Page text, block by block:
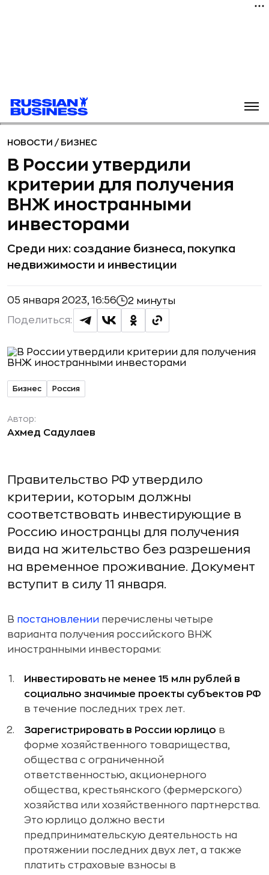
НОВОСТИ / БИЗНЕС
В России утвердили
критерии для получения
ВНЖ иностранными
инвесторами
Среди них: создание бизнеса, покупка
недвижимости и инвестиции
05 января 2023, 16:56 2 минуты
Поделиться:
Бизнес Россия
Автор:
Ахмед Садулаев
Правительство РФ утвердило
критерии, которым должны
соответствовать инвестирующие в
Россию иностранцы для получения
вида на жительство без разрешения
на временное проживание. Документ
вступит в силу 11 января.
В постановлении перечислены четыре
варианта получения российского ВНЖ
иностранными инвесторами:
Инвестировать не менее 15 млн рублей в
социально значимые проекты субъектов РФ
в течение последних трех лет.
Зарегистрировать в России юрлицо в
форме хозяйственного товарищества,
общества с ограниченной
ответственностью, акционерного
общества, крестьянского (фермерского)
хозяйства или хозяйственного партнерства.
Это юрлицо должно вести
предпринимательскую деятельность на
протяжении последних двух лет, а также
платить страховые взносы в